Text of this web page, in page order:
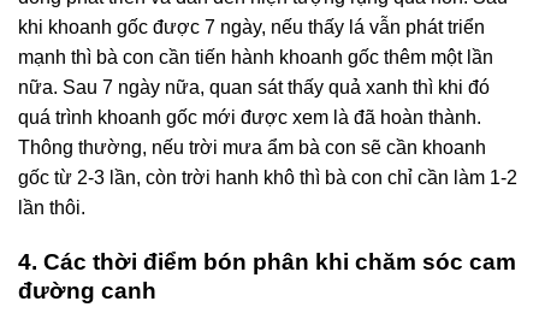
khi khoanh gốc được 7 ngày, nếu thấy lá vẫn phát triển
mạnh thì bà con cần tiến hành khoanh gốc thêm một lần
nữa. Sau 7 ngày nữa, quan sát thấy quả xanh thì khi đó
quá trình khoanh gốc mới được xem là đã hoàn thành.
Thông thường, nếu trời mưa ẩm bà con sẽ cần khoanh
gốc từ 2-3 lần, còn trời hanh khô thì bà con chỉ cần làm 1-2
lần thôi.
4. Các thời điểm bón phân khi chăm sóc cam
đường canh